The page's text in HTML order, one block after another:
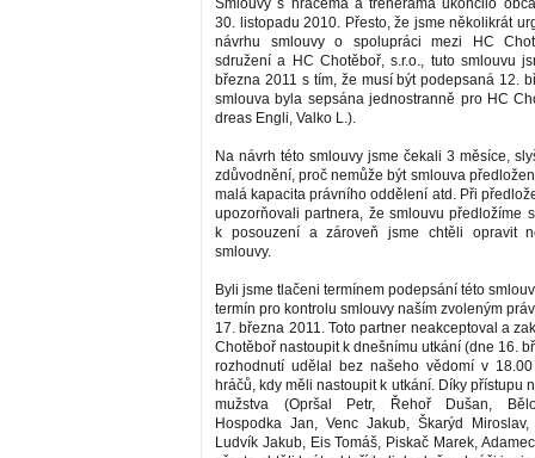
Smlouvy s hráčema a trenerama ukončilo
30. listopadu 2010. Přesto, že jsme několikrát
návrhu smlouvy o spolupráci mezi HC
sdružení a HC Chotěboř, s.r.o., tuto smlouvu
března 2011 s tím, že musí být podepsaná 12.
smlouva byla sepsána jednostranně pro HC
dreas Engli, Valko L.).
Na návrh této smlouvy jsme čekali 3 měsíce,
zdůvodnění, proč nemůže být smlouva
malá kapacita právního oddělení atd. Při
upozorňovali partnera, že smlouvu předložíme
k posouzení a zároveň jsme chtěli opravit
smlouvy.
Byli jsme tlačeni termínem podepsání této
termín pro kontrolu smlouvy naším zvoleným
17. března 2011. Toto partner neakceptoval a
Chotěboř nastoupit k dnešnímu utkání (dne 16.
rozhodnutí udělal bez našeho vědomí v
hráčů, kdy měli nastoupit k utkání. Díky přístupu
mužstva (Opršal Petr, Řehoř Dušan,
Hospodka Jan, Venc Jakub, Škarýd
Ludvík Jakub, Eis Tomáš, Piskač Marek,